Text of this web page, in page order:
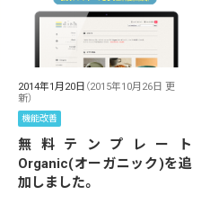
2014年1月20日 （2015年10月26日 更
新）
機能改善
無料テンプレート
Organic(オーガニック)を追
加しました。